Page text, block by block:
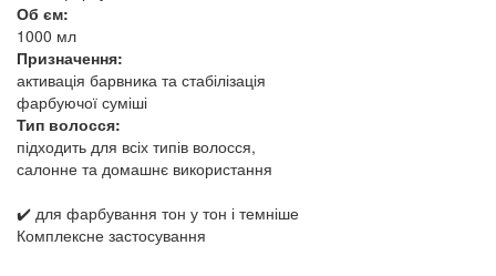
Об єм:
1000 мл
Призначення:
активація барвника та стабілізація
фарбуючої суміші
Тип волосся:
підходить для всіх типів волосся,
салонне та домашнє використання
✔️ для фарбування тон у тон і темніше
Комплексне застосування